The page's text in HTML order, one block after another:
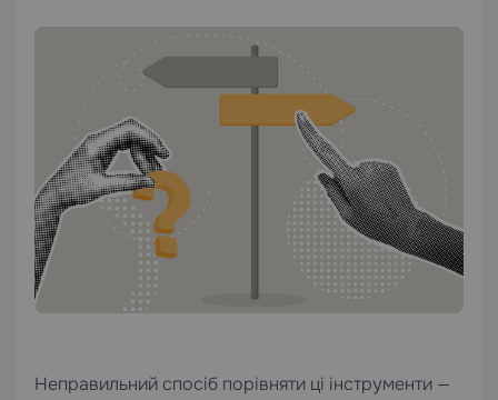
Неправильний спосіб порівняти ці інструменти —